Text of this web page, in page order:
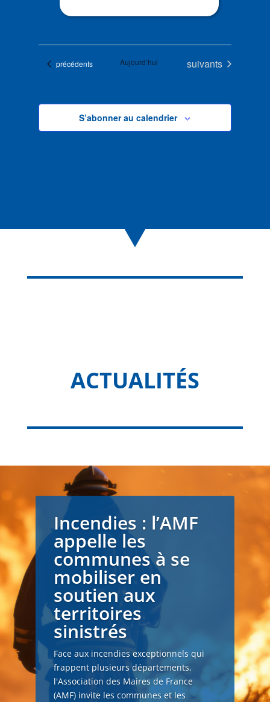
Évènements
précédents Aujourd’hui Évènements
suivants
S’abonner au calendrier
ACTUALITÉS
Incendies : l’AMF
appelle les
communes à se
mobiliser en
soutien aux
territoires
sinistrés
Face aux incendies exceptionnels qui
frappent plusieurs départements,
l'Association des Maires de France
(AMF) invite les communes et les